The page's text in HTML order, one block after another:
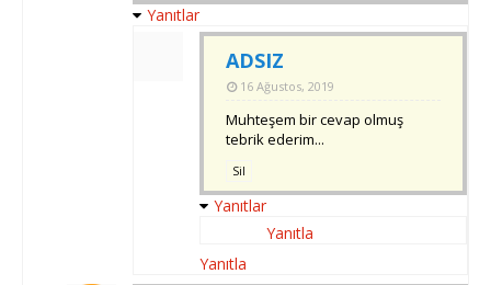
Yanıtlar
ADSIZ
16 Ağustos, 2019
Muhteşem bir cevap olmuş
tebrik ederim...
Sil
Yanıtlar
Yanıtla
Yanıtla